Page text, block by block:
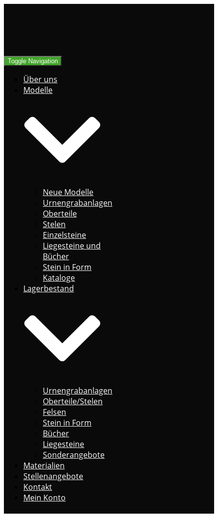
Toggle Navigation
Über uns
Modelle
Neue Modelle
Urnengrabanlagen
Oberteile
Stelen
Einzelsteine
Liegesteine und
Bücher
Stein in Form
Kataloge
Lagerbestand
Urnengrabanlagen
Oberteile/Stelen
Felsen
Stein in Form
Bücher
Liegesteine
Sonderangebote
Materialien
Stellenangebote
Kontakt
Mein Konto